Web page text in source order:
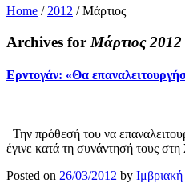
Home / 2012 /Μάρτιος
Archives for Μάρτιος 2012
Ερντογάν: «Θα
Την πρόθεσή του να
έγινε κατά τη συνάντησή τους
Posted on 26/03/2012 by